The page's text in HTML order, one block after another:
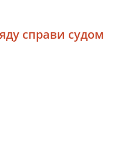
справи судом